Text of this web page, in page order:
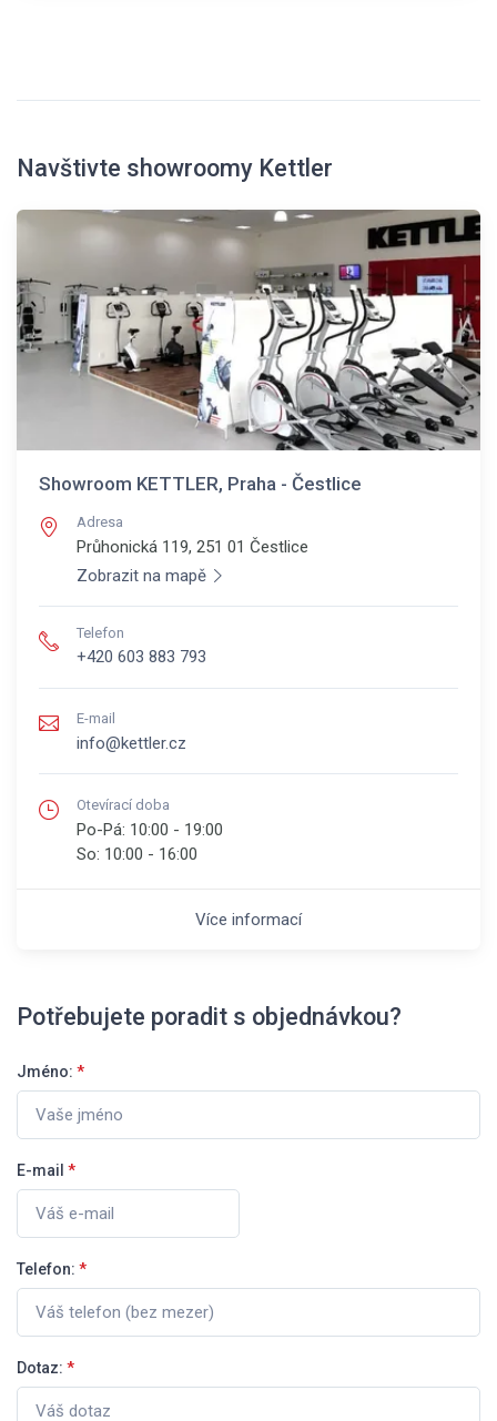
Navštivte showroomy Kettler
Showroom KETTLER, Praha - Čestlice
Adresa
Průhonická 119, 251 01 Čestlice
Zobrazit na mapě
Telefon
+420 603 883 793
E-mail
info@kettler.cz
Otevírací doba
Po-Pá: 10:00 - 19:00
So: 10:00 - 16:00
Více informací
Potřebujete poradit s objednávkou?
Jméno: *
E-mail *
Telefon: *
Dotaz: *